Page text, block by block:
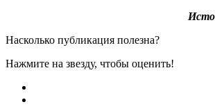
Насколько публикация полезна?
Нажмите на звезду, чтобы оценить!